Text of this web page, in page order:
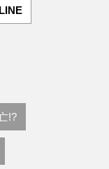
LINE
!?